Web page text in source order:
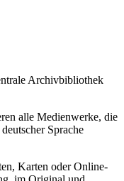
Archivbibliothek
alle Medienwerke, die
Sprache
Karten oder Online-